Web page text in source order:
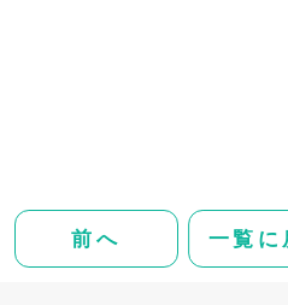
前へ 一覧に